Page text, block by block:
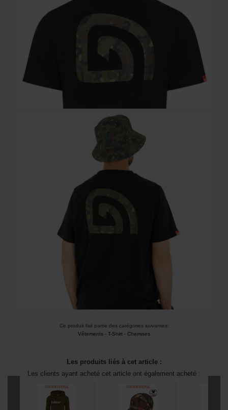
Ce produit fait partie des catégories suivantes:
Vêtements - T-Shirt - Chemises
Les produits liés à cet article :
Les clients ayant acheté cet article ont également acheté :